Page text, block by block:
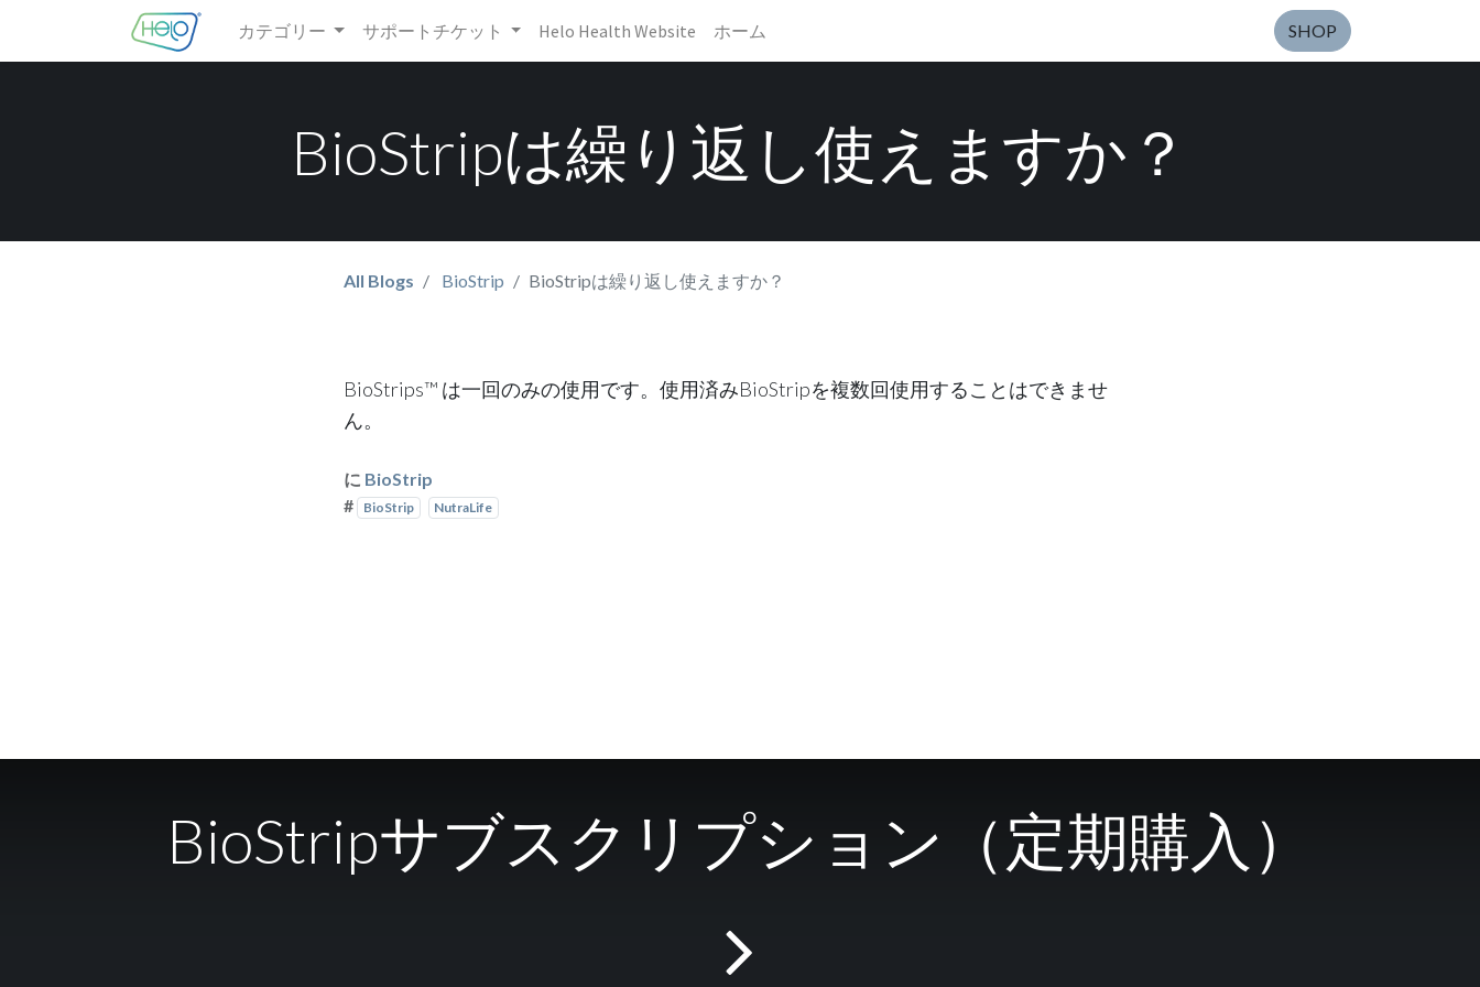
カテゴリー サポートチケット Helo Health Website ホーム SHOP
BioStripは繰り返し使えますか？
All Blogs BioStrip BioStripは繰り返し使えますか？
BioStrips™ は一回のみの使用です。使用済みBioStripを複数回使用することはできませ
ん。
に BioStrip
#
BioStrip NutraLife
BioStripサブスクリプション（定期購入）